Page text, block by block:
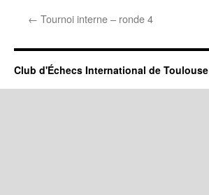
← Tournoi interne – ronde 4
Club d'Échecs International de Toulouse